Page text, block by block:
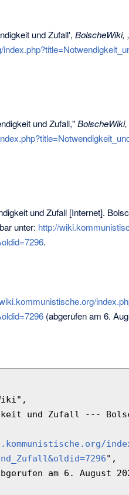
und Zufall',BolscheWiki, ,
und Zufall,"BolscheWiki,
und Zufall [Internet].
unter: http://
.
(abgerufen am 6.
",